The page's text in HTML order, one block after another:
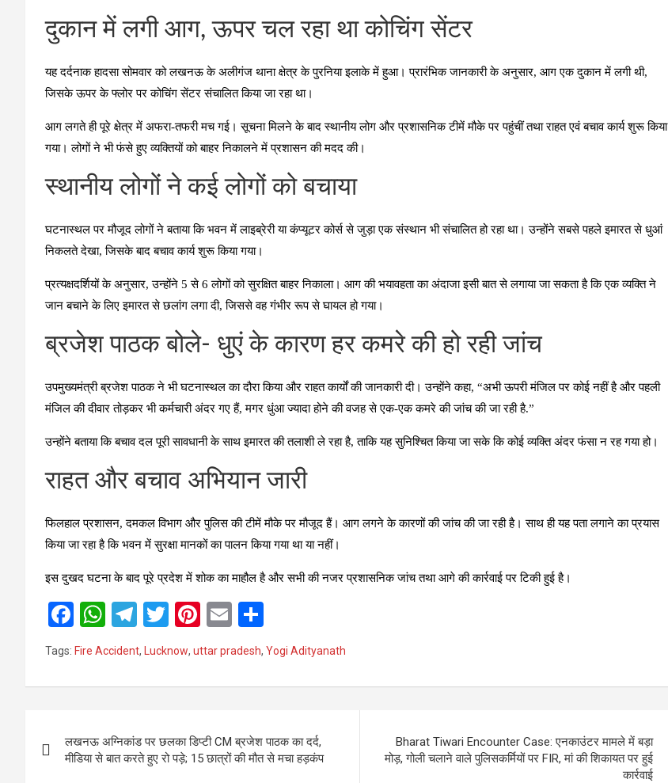
दुकान में लगी आग, ऊपर चल रहा था कोचिंग सेंटर
यह दर्दनाक हादसा सोमवार को लखनऊ के अलीगंज थाना क्षेत्र के पुरनिया इलाके में हुआ। प्रारंभिक जानकारी के अनुसार, आग एक दुकान में लगी थी,
जिसके ऊपर के फ्लोर पर कोचिंग सेंटर संचालित किया जा रहा था।
आग लगते ही पूरे क्षेत्र में अफरा-तफरी मच गई। सूचना मिलने के बाद स्थानीय लोग और प्रशासनिक टीमें मौके पर पहुंचीं तथा राहत एवं बचाव कार्य शुरू किया
गया। लोगों ने भी फंसे हुए व्यक्तियों को बाहर निकालने में प्रशासन की मदद की।
स्थानीय लोगों ने कई लोगों को बचाया
घटनास्थल पर मौजूद लोगों ने बताया कि भवन में लाइब्रेरी या कंप्यूटर कोर्स से जुड़ा एक संस्थान भी संचालित हो रहा था। उन्होंने सबसे पहले इमारत से धुआं
निकलते देखा, जिसके बाद बचाव कार्य शुरू किया गया।
प्रत्यक्षदर्शियों के अनुसार, उन्होंने 5 से 6 लोगों को सुरक्षित बाहर निकाला। आग की भयावहता का अंदाजा इसी बात से लगाया जा सकता है कि एक व्यक्ति ने
जान बचाने के लिए इमारत से छलांग लगा दी, जिससे वह गंभीर रूप से घायल हो गया।
ब्रजेश पाठक बोले- धुएं के कारण हर कमरे की हो रही जांच
उपमुख्यमंत्री ब्रजेश पाठक ने भी घटनास्थल का दौरा किया और राहत कार्यों की जानकारी दी। उन्होंने कहा, “अभी ऊपरी मंजिल पर कोई नहीं है और पहली
मंजिल की दीवार तोड़कर भी कर्मचारी अंदर गए हैं, मगर धुंआ ज्यादा होने की वजह से एक-एक कमरे की जांच की जा रही है.”
उन्होंने बताया कि बचाव दल पूरी सावधानी के साथ इमारत की तलाशी ले रहा है, ताकि यह सुनिश्चित किया जा सके कि कोई व्यक्ति अंदर फंसा न रह गया हो।
राहत और बचाव अभियान जारी
फिलहाल प्रशासन, दमकल विभाग और पुलिस की टीमें मौके पर मौजूद हैं। आग लगने के कारणों की जांच की जा रही है। साथ ही यह पता लगाने का प्रयास
किया जा रहा है कि भवन में सुरक्षा मानकों का पालन किया गया था या नहीं।
इस दुखद घटना के बाद पूरे प्रदेश में शोक का माहौल है और सभी की नजर प्रशासनिक जांच तथा आगे की कार्रवाई पर टिकी हुई है।
F
a
ce
b
o
k
W
h
at
s
p
p
T
el
e
gr
m
T
tt
er
Pi
nt
er
es
E
m
ail
h
ar
e
Tags: Fire Accident, Lucknow, uttar pradesh, Yogi Adityanath
navigation
लखनऊ अग्निकांड पर छलका डिप्टी CM ब्रजेश पाठक का दर्द,
मीडिया से बात करते हुए रो पड़े; 15 छात्रों की मौत से मचा हड़कंप
Bharat Tiwari Encounter Case: एनकाउंटर मामले में बड़ा
मोड़, गोली चलाने वाले पुलिसकर्मियों पर FIR, मां की शिकायत पर हुई
कार्रवाई